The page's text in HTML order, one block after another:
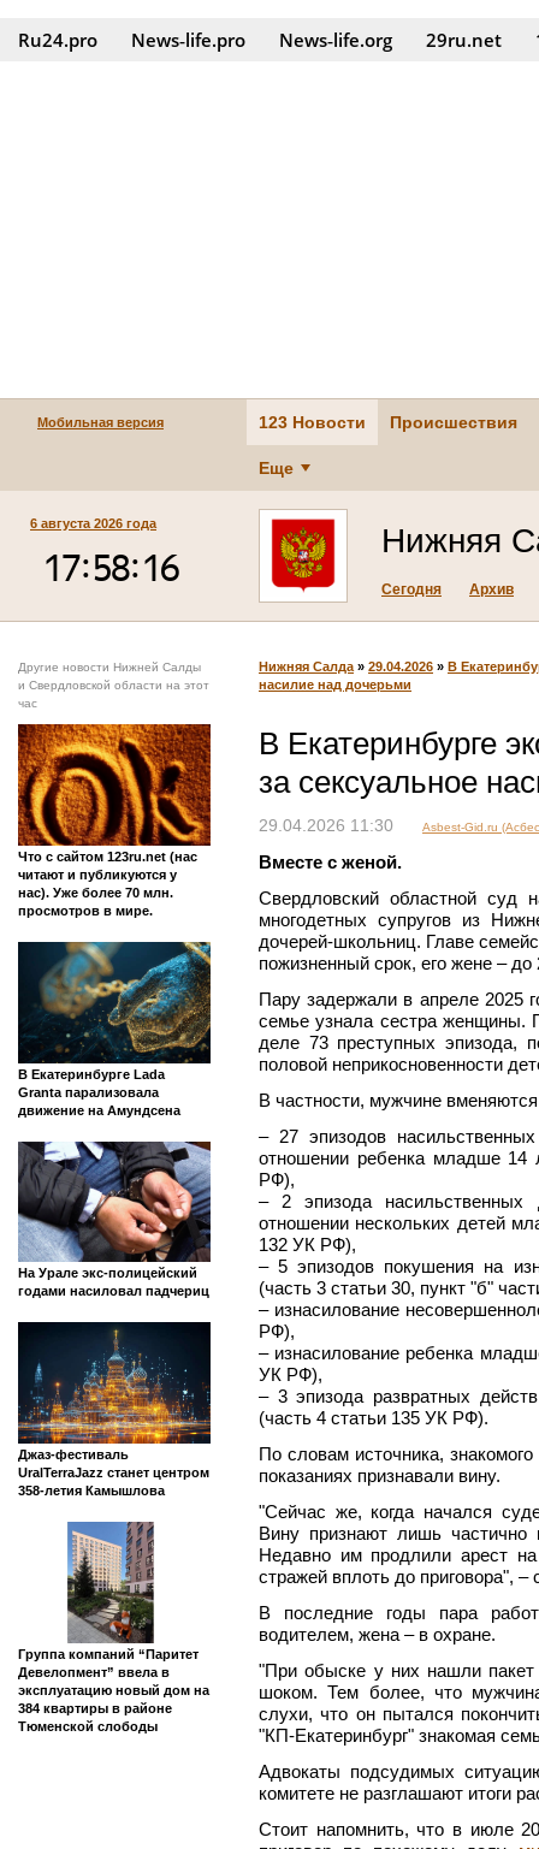
Ru24.pro News‑life.pro News‑life.org 29ru.net
Мобильная версия 123 Новости Происшествия
Еще
6 августа 2026 года Нижняя
Сегодня Архив
Другие новости Нижней Салды
и Свердловской области на этот
час
Что с сайтом 123ru.net (нас
читают и публикуются у
нас). Уже более 70 млн.
просмотров в мире.
В Екатеринбурге Lada
Granta парализовала
движение на Амундсена
На Урале экс-полицейский
годами насиловал падчериц
Джаз-фестиваль
UralTerraJazz станет центром
358-летия Камышлова
Группа компаний “Паритет
Девелопмент” ввела в
эксплуатацию новый дом на
384 квартиры в районе
Тюменской слободы
Нижняя Салда » 29.04.2026 » В
насилие над дочерьми
В Екатеринбурге
за сексуальное
29.04.2026 11:30 Asbest-Gid.ru
Вместе с женой.
Свердловский областной суд
многодетных супругов из
дочерей-школьниц. Главе
пожизненный срок, его жене –
Пару задержали в апреле 2025
семье узнала сестра женщины.
деле 73 преступных эпизода,
половой неприкосновенности
В частности, мужчине
– 27 эпизодов
отношении ребенка младше 14
РФ),
– 2 эпизода насильственных
отношении нескольких детей
132 УК РФ),
– 5 эпизодов покушения на
(часть 3 статьи 30, пункт "б"
– изнасилование
РФ),
– изнасилование ребенка
УК РФ),
– 3 эпизода развратных
(часть 4 статьи 135 УК РФ).
По словам источника,
показаниях признавали вину.
"Сейчас же, когда начался
Вину признают лишь
Недавно им продлили арест
стражей вплоть до приговора",
В последние годы пара
водителем, жена – в охране.
"При обыске у них нашли
шоком. Тем более, что
слухи, что он пытался
"КП-Екатеринбург" знакомая
Адвокаты подсудимых
комитете не разглашают итоги
Стоит напомнить, что в июле